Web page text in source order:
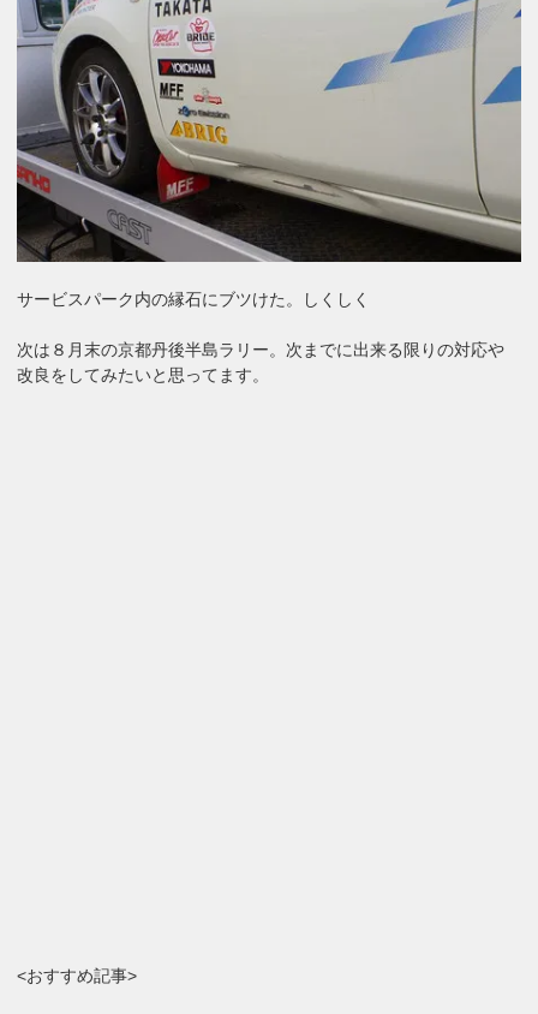
サービスパーク内の縁石にブツけた。しくしく
次は８月末の京都丹後半島ラリー。次までに出来る限りの対応や
改良をしてみたいと思ってます。
<おすすめ記事>